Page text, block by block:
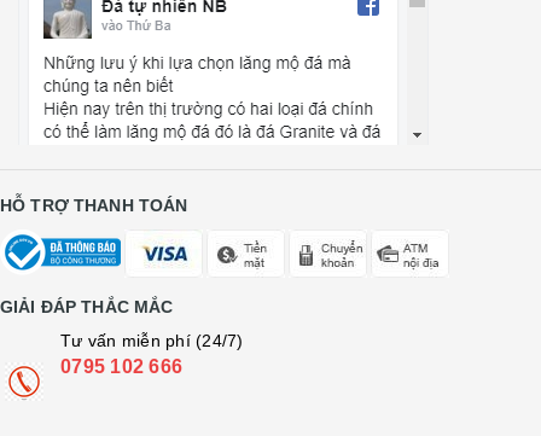
HỖ TRỢ THANH TOÁN
GIẢI ĐÁP THẮC MẮC
Tư vấn miễn phí (24/7)
0795 102 666